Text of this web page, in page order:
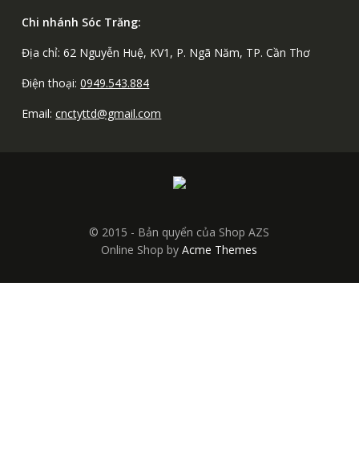
Chi nhánh Sóc Trăng:
Địa chỉ: 62 Nguyễn Huệ, KV1, P. Ngã Năm, TP. Cần Thơ
Điện thoại:0949.543.884
Email:cnctyttd@gmail.com
© 2015 - Bản quyển của Shop AZS
Online Shop byAcme Themes